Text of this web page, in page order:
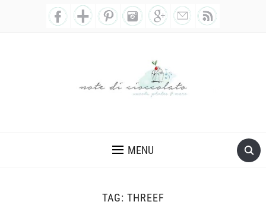
MENU
TAG: THREEF